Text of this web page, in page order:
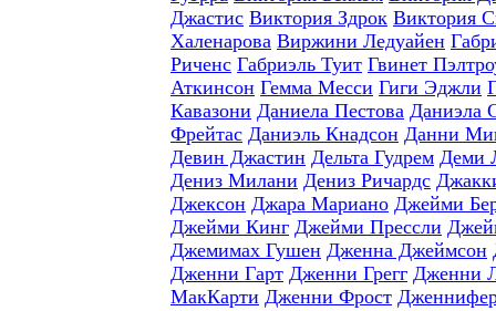
Джастис Виктория Здрок Виктория
Халенарова Виржини Ледуайен
Риченс Габриэль Туит Гвинет
Аткинсон Гемма Месси Гиги Эджли
Кавазони Даниела Пестова Даниэла
Фрейтас Даниэль Кнадсон Данни
Девин Джастин Дельта Гудрем Деми
Дениз Милани Дениз Ричардс
Джексон Джара Мариано Джейми
Джейми Кинг Джейми Прессли
Джемимах Гушен Дженна Джеймсон
Дженни Гарт Дженни Грегг Дженни
МакКарти Дженни Фрост